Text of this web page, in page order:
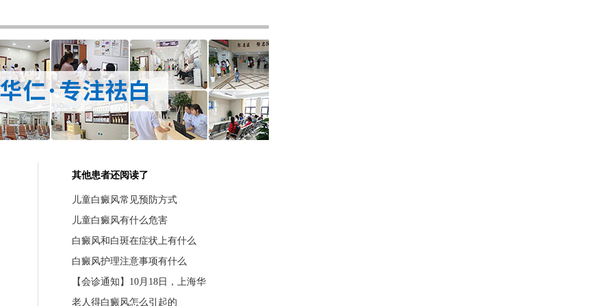
其他患者还阅读了
儿童白癜风常见预防方式
儿童白癜风有什么危害
白癜风和白斑在症状上有什么
白癜风护理注意事项有什么
【会诊通知】10月18日，上海华
老人得白癜风怎么引起的